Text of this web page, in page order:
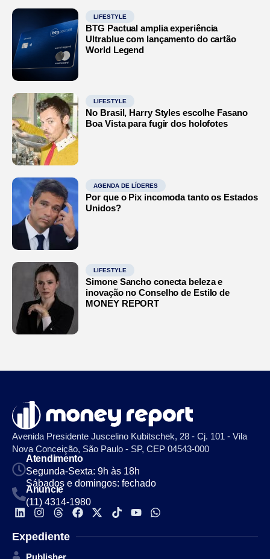
LIFESTYLE
BTG Pactual amplia experiência
Ultrablue com lançamento do cartão
World Legend
LIFESTYLE
No Brasil, Harry Styles escolhe Fasano
Boa Vista para fugir dos holofotes
AGENDA DE LÍDERES
Por que o Pix incomoda tanto os Estados
Unidos?
LIFESTYLE
Simone Sancho conecta beleza e
inovação no Conselho de Estilo de
MONEY REPORT
Avenida Presidente Juscelino Kubitschek, 28 - Cj. 101 - Vila
Nova Conceição, São Paulo - SP, CEP 04543-000
Atendimento
Segunda-Sexta: 9h às 18h
Sábados e domingos: fechado
Anuncie
(11) 4314-1980
Expediente
Publisher